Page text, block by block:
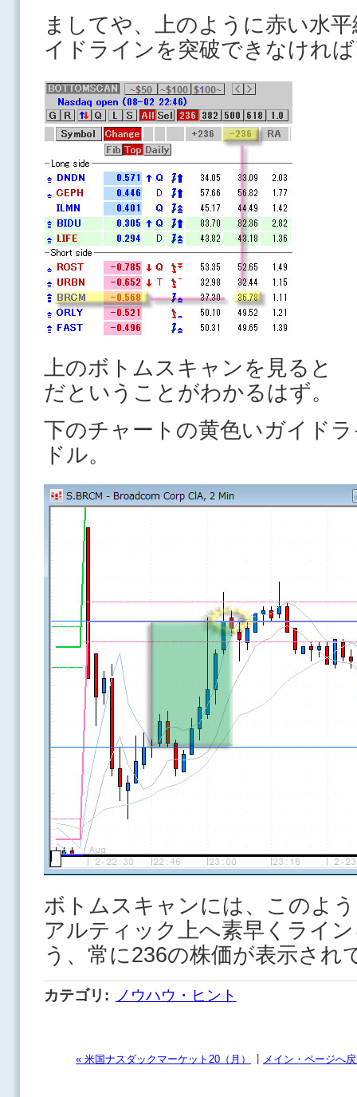
ましてや、上のように赤い
イドラインを突破できなけれ
上のボトムスキャンを見る
だということがわかるはず。
下のチャートの黄色いガイ
ドル。
ボトムスキャンには、このよ
アルティック上へ素早くライ
う、常に236の株価が表示され
カテゴリ : ノウハウ・ヒント
« 米国ナスダックマーケット20（月） | メイン・ページへ